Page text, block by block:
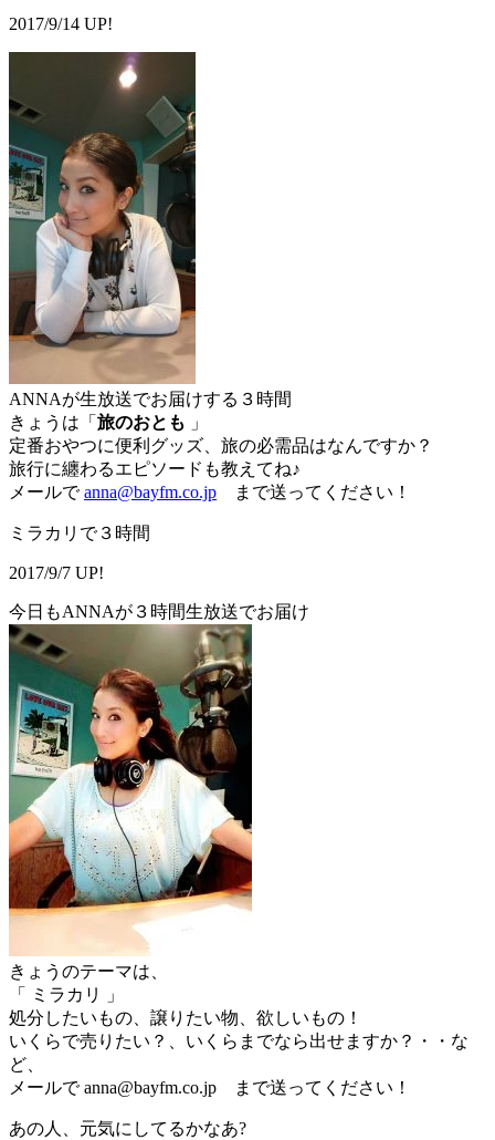
2017/9/14 UP!
ANNAが生放送でお届けする３時間
きょうは「 旅のおとも
」
定番おやつに便利グッズ、旅の必需品はなんですか？
旅行に纏わるエピソードも教えてね♪
メールでanna@bayfm.co.jp まで送ってください！
ミラカリで３時間
2017/9/7 UP!
今日もANNAが３時間生放送でお届け
きょうのテーマは、
「 ミラカリ 」
処分したいもの、譲りたい物、欲しいもの！
いくらで売りたい？、いくらまでなら出せますか？・・な
ど、
メールで anna@bayfm.co.jp まで送ってください！
あの人、元気にしてるかなあ?